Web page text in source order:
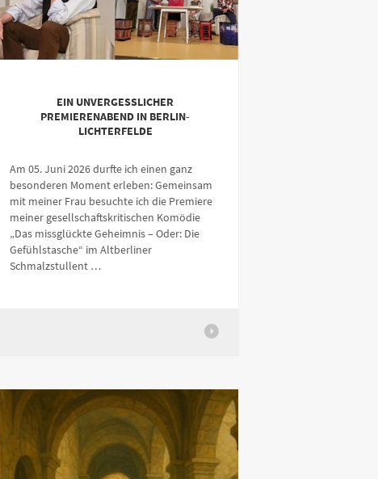
EIN UNVERGESSLICHER
PREMIERENABEND IN BERLIN-
LICHTERFELDE
Am 05. Juni 2026 durfte ich einen ganz
besonderen Moment erleben: Gemeinsam
mit meiner Frau besuchte ich die Premiere
meiner gesellschaftskritischen Komödie
„Das missglückte Geheimnis – Oder: Die
Gefühlstasche“ im Altberliner
Schmalzstullent …